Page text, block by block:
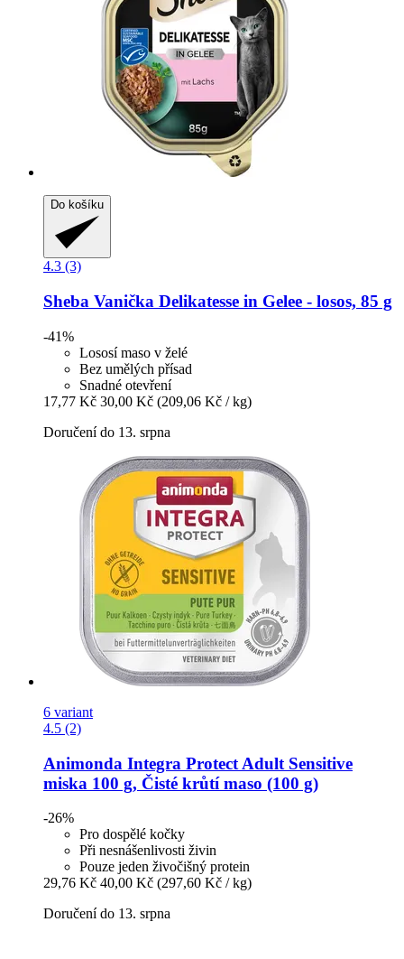
Do košíku
4.3 (3)
Sheba Vanička Delikatesse in Gelee -​ losos, 85 g
-41%
Lososí maso v želé
Bez umělých přísad
Snadné otevření
17,77 Kč 30,00 Kč (209,06 Kč / kg)
Doručení do 13. srpna
6 variant
4.5 (2)
Animonda Integra Protect Adult Sensitive
miska 100 g, Čisté krůtí maso (100 g)
-26%
Pro dospělé kočky
Při nesnášenlivosti živin
Pouze jeden živočišný protein
29,76 Kč 40,00 Kč (297,60 Kč / kg)
Doručení do 13. srpna